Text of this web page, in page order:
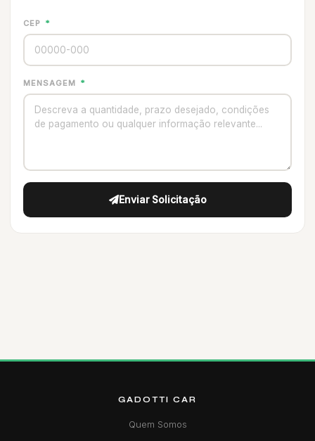
CEP *
MENSAGEM *
Enviar Solicitação
GADOTTI CAR
Quem Somos